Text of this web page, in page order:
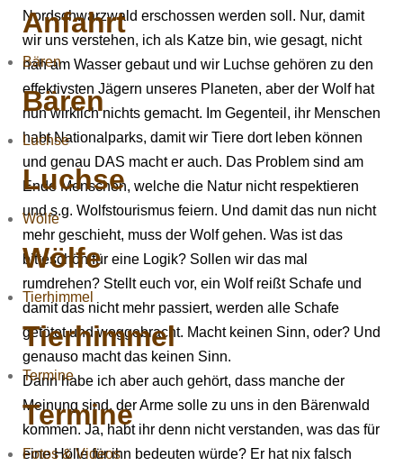
Anfahrt
Bären
Bären
Luchse
Luchse
Wölfe
Wölfe
Tierhimmel
Tierhimmel
Termine
Termine
Fotos & Videos
Nordschwarzwald erschossen werden soll. Nur, damit
wir uns verstehen, ich als Katze bin, wie gesagt, nicht
nah am Wasser gebaut und wir Luchse gehören zu den
effektivsten Jägern unseres Planeten, aber der Wolf hat
nun wirklich nichts gemacht. Im Gegenteil, ihr Menschen
habt Nationalparks, damit wir Tiere dort leben können
und genau DAS macht er auch. Das Problem sind am
Ende Menschen, welche die Natur nicht respektieren
und s.g. Wolfstourismus feiern. Und damit das nun nicht
mehr geschieht, muss der Wolf gehen. Was ist das
bitteschön für eine Logik? Sollen wir das mal
rumdrehen? Stellt euch vor, ein Wolf reißt Schafe und
damit das nicht mehr passiert, werden alle Schafe
getötet und weggebracht. Macht keinen Sinn, oder? Und
genauso macht das keinen Sinn.
Dann habe ich aber auch gehört, dass manche der
Meinung sind, der Arme solle zu uns in den Bärenwald
kommen. Ja, habt ihr denn nicht verstanden, was das für
eine Hölle für ihn bedeuten würde? Er hat nix falsch